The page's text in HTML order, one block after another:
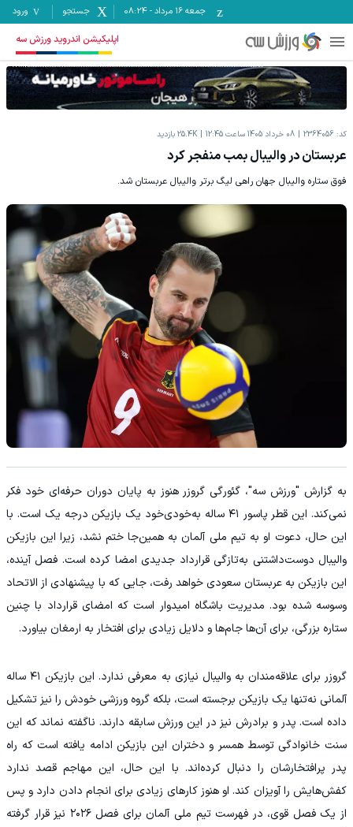
جمعه ۱۶ مرداد -
08:24 جستجو ورود
اپلیکیشن اندروید ورزش سه
کد: 2364056 08 خرداد 1405 ساعت 12:45 25.4K بازدید
عربستان در والیبال بمب منفجر کرد
فوق ستاره والیبال جهان راهی لیگ برتر والیبال عربستان شد.
به گزارش "ورزش سه"، گئورگی گروزر هنوز به پایان دوران حرفه‌ای خود فکر
نمی‌کند. این قطر پاسور ۴۱ ساله به‌خودی‌خود یک بازیکن درجه یک است. با
این حال، دعوت او به تیم ملی آلمان به همین‌جا ختم نشد، زیرا این بازیکن
والیبال دوست‌داشتنی به‌تازگی قرارداد جدیدی امضا کرده است. فصل آینده،
این بازیکن به عربستان سعودی خواهد رفت، جایی که با پیشنهادی از الاتحاد
وسوسه شده بود. مدیریت باشگاه امیدوار است که امضای قرارداد با چنین
ستاره بزرگی، برای آن‌ها جام‌ها و دلایل زیادی برای افتخار به ارمغان بیاورد.
گروزر برای علاقه‌مندان به والیبال نیازی به معرفی ندارد. این بازیکن ۴۱ ساله
آلمانی نه‌تنها یک بازیکن برجسته است، بلکه گروه ورزشی خودش را نیز تشکیل
داده است. پدر و برادرش نیز در این ورزش سابقه دارند. ناگفته نماند که این
سنت خانوادگی توسط همسر و دختران این بازیکن ادامه یافته است که راه
پدر پرافتخارشان را دنبال کرده‌اند. با این حال، این مهاجم قصد ندارد
کفش‌هایش را آویزان کند. او هنوز کارهای زیادی برای انجام دادن دارد و پس
از یک فصل قوی، در فهرست تیم ملی آلمان برای فصل ۲۰۲۶ نیز قرار گرفته